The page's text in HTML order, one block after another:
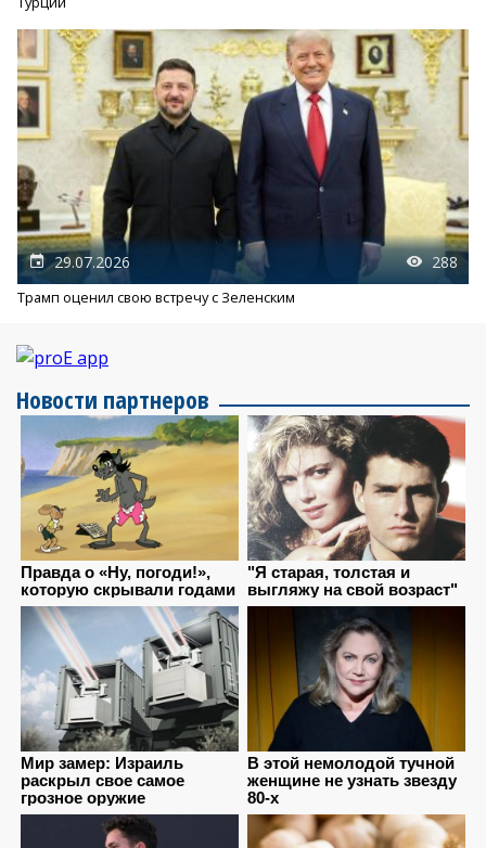
29.07.2026 288
Трамп оценил свою встречу с Зеленским
Новости партнеров